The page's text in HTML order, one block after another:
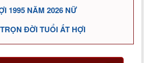
1995 NĂM 2026 NỮ
ĐỜI TUỔI ẤT HỢI